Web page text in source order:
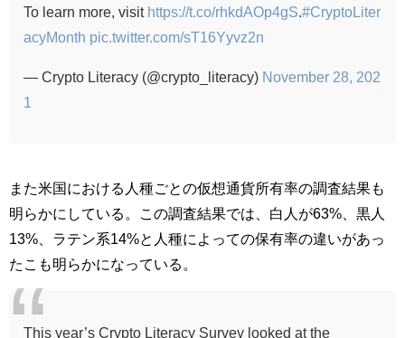
To learn more, visit https://t.co/rhkdAOp4gS #CryptoLiter
acyMonth pic.twitter.com/sT16Yyvz2n
— Crypto Literacy (@crypto_literacy) November 28, 202
1
また米国における人種ごとの仮想通貨所有率の調査結果も
明らかにしている。この調査結果では、白人が63%、黒人
13%、ラテン系14%と人種によっての保有率の違いがあっ
たこも明らかになっている。
This year’s Crypto Literacy Survey looked at the